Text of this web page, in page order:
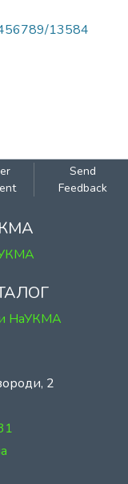
13584
Send
Feedback
НаУКМА
2